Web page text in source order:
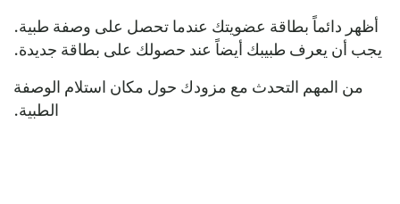
أظهر دائماً بطاقة عضويتك عندما تحصل على وصفة طبية.
يجب أن يعرف طبيبك أيضاً عند حصولك على بطاقة جديدة.
من المهم التحدث مع مزودك حول مكان استلام الوصفة
الطبية.